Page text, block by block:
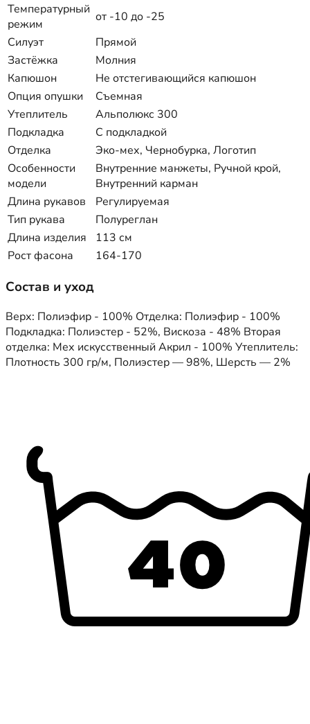
Температурный
режим
от -10 до -25
Силуэт
Прямой
Застёжка
Молния
Капюшон
Не отстегивающийся капюшон
Опция опушки
Съемная
Утеплитель
Альполюкс 300
Подкладка
С подкладкой
Отделка
Эко-мех, Чернобурка, Логотип
Особенности
модели
Внутренние манжеты, Ручной крой,
Внутренний карман
Длина рукавов
Регулируемая
Тип рукава
Полуреглан
Длина изделия
113 см
Рост фасона
164-170
Состав и уход
Верх: Полиэфир - 100% Отделка: Полиэфир - 100%
Подкладка: Полиэстер - 52%, Вискоза - 48% Вторая
отделка: Мех искусственный Акрил - 100% Утеплитель:
Плотность 300 гр/м, Полиэстер — 98%, Шерсть — 2%